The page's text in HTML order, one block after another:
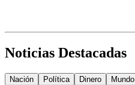
Noticias Destacadas
Nación Política Dinero Mundo